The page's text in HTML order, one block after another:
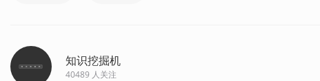
知识挖掘机
40489 人关注